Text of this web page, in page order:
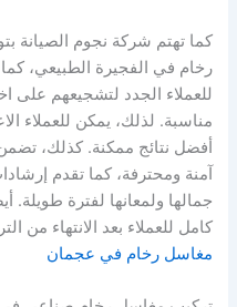
كما تهتم شركة نجوم الصيانة
رخام في الفجيرة الطبيعي،
للعملاء الجدد لتشجيعهم على
مناسبة. لذلك، يمكن للعملاء
أفضل نتائج ممكنة. كذلك،
آمنة ومحترفة، كما تقدم
جمالها ولمعانها لفترة طويلة.
كامل للعملاء بعد الانتهاء من
مغاسل رخام في عجمان